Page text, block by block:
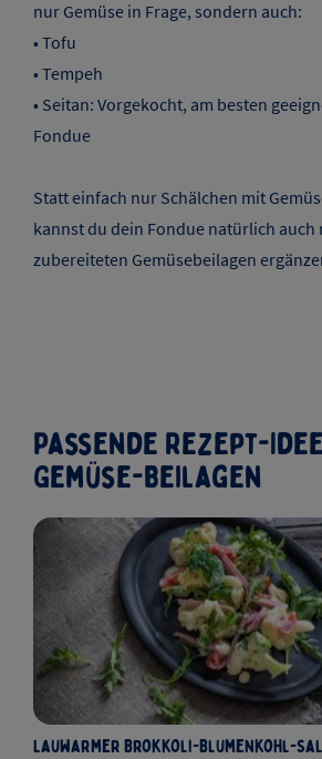
nur Gemüse in Frage, sondern auch:
• Tofu
• Tempeh
• Seitan: Vorgekocht, am besten
Fondue
Statt einfach nur Schälchen mit
kannst du dein Fondue natürlich
zubereiteten Gemüsebeilagen
Passende Rezept-
Gemüse-Beilagen
Lauwarmer Brokkoli-Blumenkohl-